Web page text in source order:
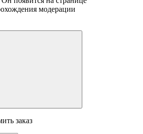
модерации
заказ